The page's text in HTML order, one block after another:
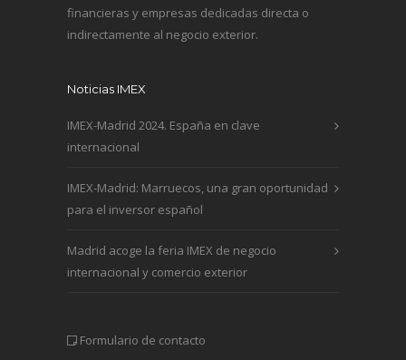
financieras y empresas dedicadas directa o
indirectamente al negocio exterior.
Noticias IMEX
IMEX-Madrid 2024. España en clave
internacional
IMEX-Madrid: Marruecos, una gran oportunidad
para el inversor español
Madrid acoge la feria IMEX de negocio
internacional y comercio exterior
Formulario de contacto